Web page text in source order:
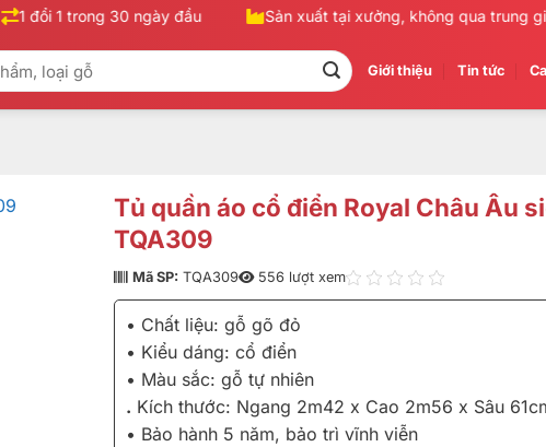
1 đổi 1 trong 30 ngày đầu Sản xuất tại xưởng, không qua trung gian
Giới thiệu Tin tức
Tủ quần áo cổ điển Royal Châu Âu
TQA309
Mã SP: TQA309 556 lượt xem
• Chất liệu: gỗ gõ đỏ
• Kiểu dáng: cổ điển
• Màu sắc: gỗ tự nhiên
. Kích thước: Ngang 2m42 x Cao 2m56 x Sâu
• Bảo hành 5 năm, bảo trì vĩnh viễn